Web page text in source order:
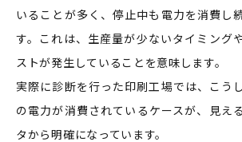
いることが多く、停止中も電力を消費し
す。これは、生産量が少ないタイミング
ストが発生していることを意味します。
実際に診断を行った印刷工場では、こう
の電力が消費されているケースが、見え
タから明確になっています。